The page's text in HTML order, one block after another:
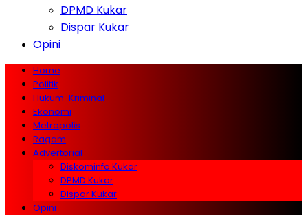
DPMD Kukar
Dispar Kukar
Opini
Home
Politik
Hukum-Kriminal
Ekonomi
Metropolis
Ragam
Advertorial
Diskominfo Kukar
DPMD Kukar
Dispar Kukar
Opini